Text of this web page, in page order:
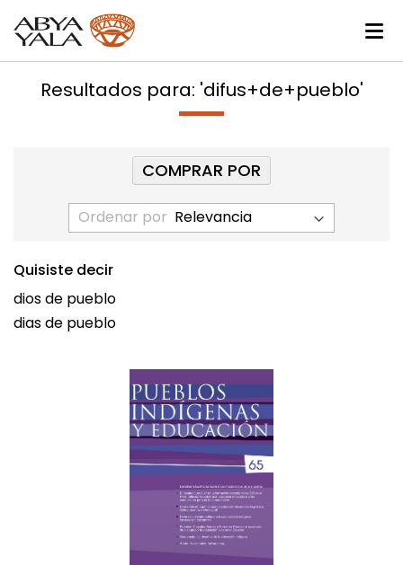
Resultados para: 'difus+de+pueblo'
Ordenar por
Quisiste decir
dios de pueblo
dias de pueblo
COMPRAR POR